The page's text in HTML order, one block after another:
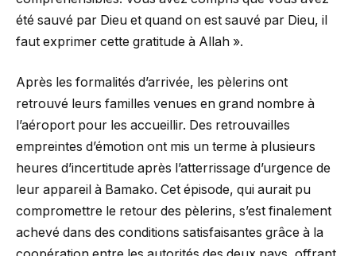
été sauvé par Dieu et quand on est sauvé par Dieu, il
faut exprimer cette gratitude à Allah ».
Après les formalités d’arrivée, les pèlerins ont
retrouvé leurs familles venues en grand nombre à
l’aéroport pour les accueillir. Des retrouvailles
empreintes d’émotion ont mis un terme à plusieurs
heures d’incertitude après l’atterrissage d’urgence de
leur appareil à Bamako. Cet épisode, qui aurait pu
compromettre le retour des pèlerins, s’est finalement
achevé dans des conditions satisfaisantes grâce à la